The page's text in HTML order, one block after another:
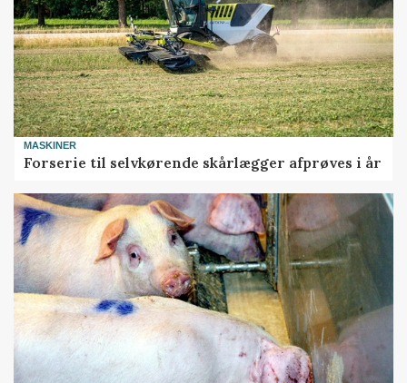
MASKINER
Forserie til selvkørende skårlægger afprøves i år